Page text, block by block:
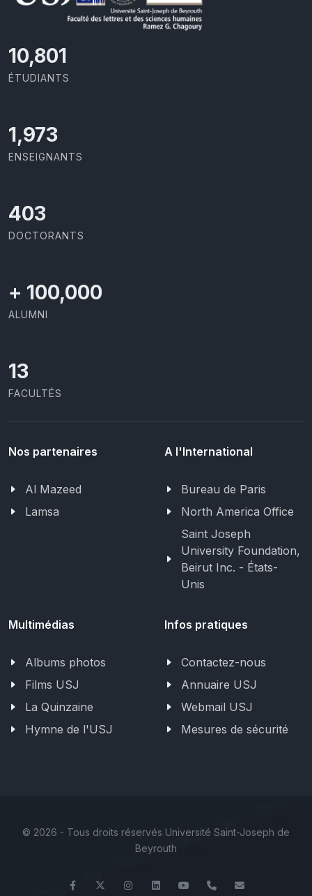
11,727
ÉTUDIANTS
2,142
ENSEIGNANTS
437
DOCTORANTS
+ 100,000
ALUMNI
13
FACULTÉS
Nos partenaires
Al Mazeed
Lamsa
A l'International
Bureau de Paris
North America Office
Saint Joseph
University Foundation,
Beirut Inc. - États-
Unis
Multimédias
Albums photos
Films USJ
La Quinzaine
Hymne de l'USJ
Infos pratiques
Contactez-nous
Annuaire USJ
Webmail USJ
Mesures de sécurité
© 2026 - Tous droits réservés Université Saint-Joseph de
Beyrouth
FacebookTwitter InstagramLinkedInYouTube+961 (1) 421 000